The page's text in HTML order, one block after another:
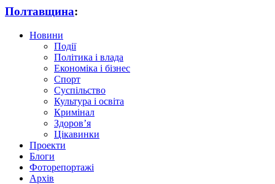
Полтавщина:
Новини
Події
Політика і влада
Економіка і бізнес
Спорт
Суспільство
Культура і освіта
Кримінал
Здоров’я
Цікавинки
Проекти
Блоги
Фоторепортажі
Архів